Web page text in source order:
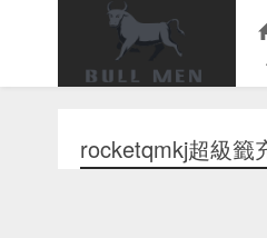
.
rocketqmkj超級籤